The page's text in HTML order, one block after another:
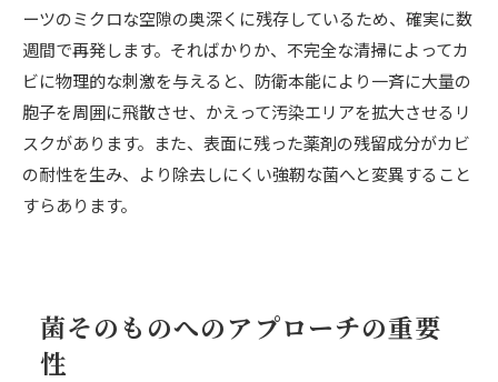
ーツのミクロな空隙の奥深くに残存しているため、確実に数
週間で再発します。そればかりか、不完全な清掃によってカ
ビに物理的な刺激を与えると、防衛本能により一斉に大量の
胞子を周囲に飛散させ、かえって汚染エリアを拡大させるリ
スクがあります。また、表面に残った薬剤の残留成分がカビ
の耐性を生み、より除去しにくい強靭な菌へと変異すること
すらあります。
菌そのものへのアプローチの重要
性